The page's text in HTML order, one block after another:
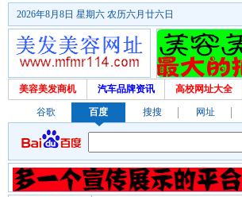
2026年8月8日 星期六 农历六月廿六日
美容美发商机 汽车品牌资讯 高校网址大全
谷歌 百度 搜搜 网址